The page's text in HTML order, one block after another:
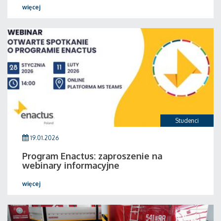
więcej
Studenci
19.01.2026
Program Enactus: zaproszenie na
webinary informacyjne
więcej